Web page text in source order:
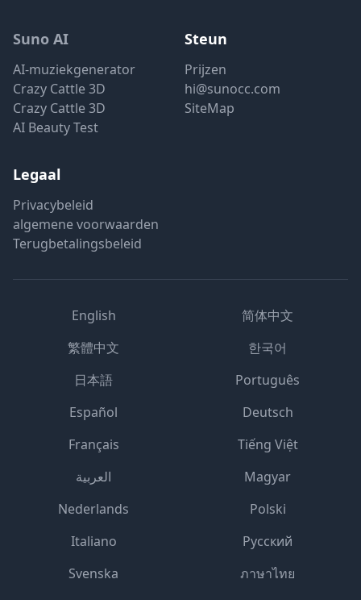
Suno AI
AI-muziekgenerator
Crazy Cattle 3D
Crazy Cattle 3D
AI Beauty Test
Steun
Prijzen
hi@sunocc.com
SiteMap
Legaal
Privacybeleid
algemene voorwaarden
Terugbetalingsbeleid
English
简体中文
繁體中文
한국어
日本語
Português
Español
Deutsch
Français
Tiếng Việt
العربية
Magyar
Nederlands
Polski
Italiano
Русский
Svenska
ภาษาไทย